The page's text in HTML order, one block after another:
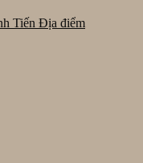
Tiến Địa điểm